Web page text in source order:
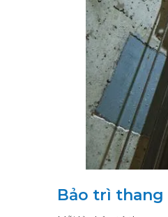
Bảo trì thang